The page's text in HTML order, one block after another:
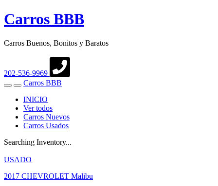
Carros BBB
Carros Buenos, Bonitos y Baratos
202-536-9969
Toggle
navigation
Toggle
Search
Carros BBB
INICIO
Ver todos
Carros Nuevos
Carros Usados
Searching Inventory...
USADO
2017 CHEVROLET Malibu